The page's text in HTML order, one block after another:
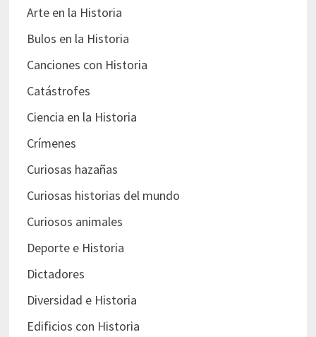
Arte en la Historia
Bulos en la Historia
Canciones con Historia
Catástrofes
Ciencia en la Historia
Crímenes
Curiosas hazañas
Curiosas historias del mundo
Curiosos animales
Deporte e Historia
Dictadores
Diversidad e Historia
Edificios con Historia